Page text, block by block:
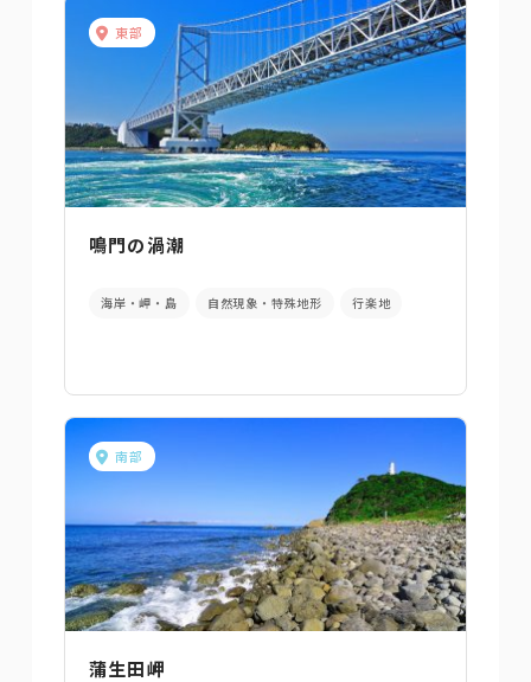
東部
鳴門の渦潮
海岸・岬・島 自然現象・特殊地形 行楽地
南部
蒲生田岬